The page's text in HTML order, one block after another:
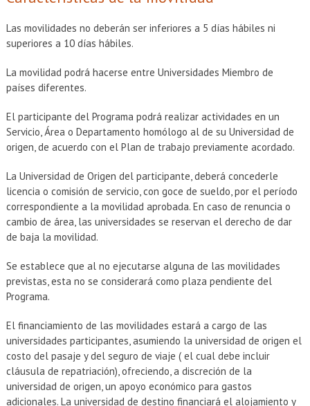
Las movilidades no deberán ser inferiores a 5 días hábiles ni
superiores a 10 días hábiles.
La movilidad podrá hacerse entre Universidades Miembro de
países diferentes.
El participante del Programa podrá realizar actividades en un
Servicio, Área o Departamento homólogo al de su Universidad de
origen, de acuerdo con el Plan de trabajo previamente acordado.
La Universidad de Origen del participante, deberá concederle
licencia o comisión de servicio, con goce de sueldo, por el período
correspondiente a la movilidad aprobada. En caso de renuncia o
cambio de área, las universidades se reservan el derecho de dar
de baja la movilidad.
Se establece que al no ejecutarse alguna de las movilidades
previstas, esta no se considerará como plaza pendiente del
Programa.
El financiamiento de las movilidades estará a cargo de las
universidades participantes, asumiendo la universidad de origen el
costo del pasaje y del seguro de viaje ( el cual debe incluir
cláusula de repatriación), ofreciendo, a discreción de la
universidad de origen, un apoyo económico para gastos
adicionales. La universidad de destino financiará el alojamiento y